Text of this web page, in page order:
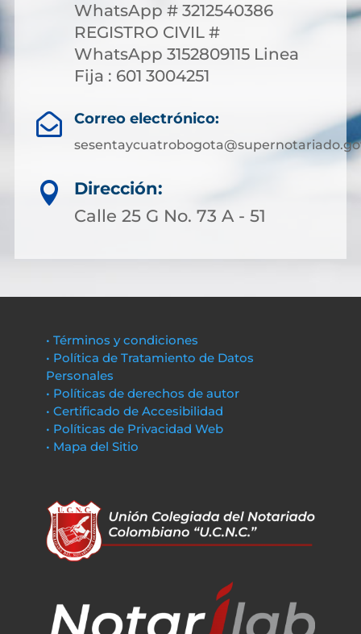
WhatsApp # 3212540386
REGISTRO CIVIL #
WhatsApp 3152809115 Linea
Fija : 601 3004251
 Correo electrónico:

Dirección:
Calle 25 G No. 73 A - 51
• Términos y condiciones
• Política de Tratamiento de Datos
Personales
• Políticas de derechos de autor
• Certificado de Accesibilidad
• Políticas de Privacidad Web
• Mapa del Sitio